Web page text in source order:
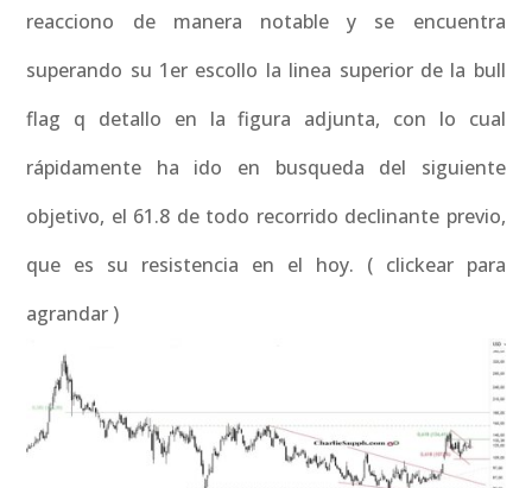
reacciono de manera notable y se encuentra
superando su 1er escollo la linea superior de la bull
flag q detallo en la figura adjunta, con lo cual
rápidamente ha ido en busqueda del siguiente
objetivo, el 61.8 de todo recorrido declinante previo,
que es su resistencia en el hoy. ( clickear para
agrandar )